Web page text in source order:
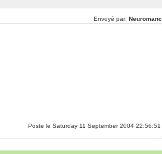
Envoyé par:
Poste le Saturday 11 September 2004 22:56:51